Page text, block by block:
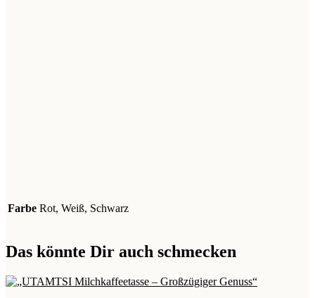
Farbe Rot, Weiß, Schwarz
Das könnte Dir auch schmecken